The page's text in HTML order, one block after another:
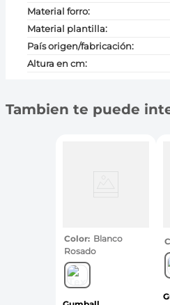
Material forro:
Material plantilla:
País origen/fabricación:
Altura en cm:
Tambien te puede
Color Blanco
Rosado